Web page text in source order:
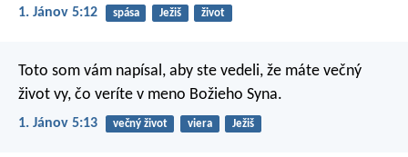
1. Jánov 5:12 spása Ježiš život
Toto som vám napísal, aby ste vedeli, že máte večný
život vy, čo veríte v meno Božieho Syna.
1. Jánov 5:13 večný život viera Ježiš